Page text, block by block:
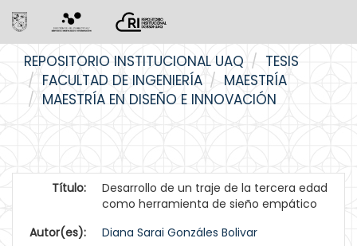
navigation
REPOSITORIO INSTITUCIONAL UAQ
TESIS
FACULTAD DE INGENIERÍA
MAESTRÍA
MAESTRÍA EN DISEÑO E INNOVACIÓN
Título:
Desarrollo de un traje de la tercera edad
como herramienta de sieño empático
Autor(es):
Diana Sarai Gonzáles Bolivar